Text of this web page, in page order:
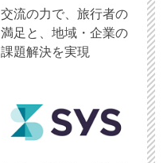
交流の力で、旅行者の
満足と、地域・企業の
課題解決を実現